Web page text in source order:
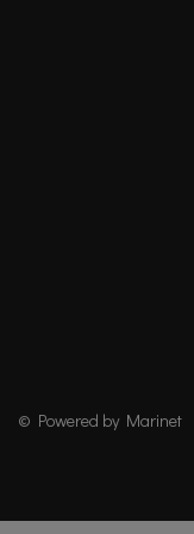
© Powered by Marinet